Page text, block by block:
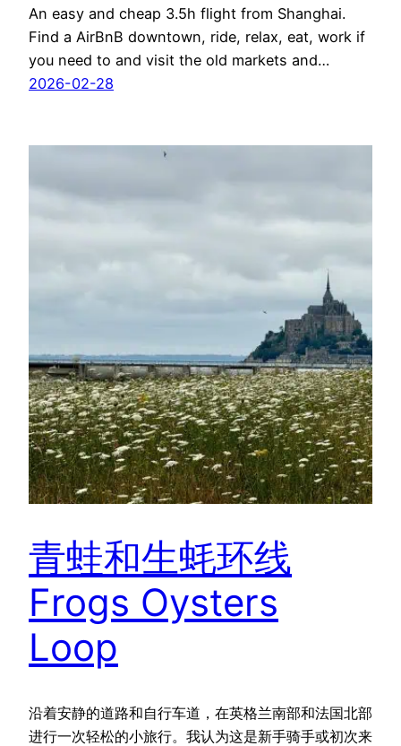
An easy and cheap 3.5h flight from Shanghai.
Find a AirBnB downtown, ride, relax, eat, work if
you need to and visit the old markets and…
2026-02-28
青蛙和生蚝环线
Frogs Oysters
Loop
沿着安静的道路和自行车道，在英格兰南部和法国北部
进行一次轻松的小旅行。我认为这是新手骑手或初次来